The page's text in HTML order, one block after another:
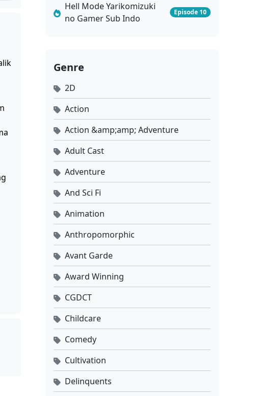
Hell Mode Yarikomizuki
no Gamer Sub Indo
Episode 10
Genre
2D
Action
Action &amp;amp; Adventure
Adult Cast
Adventure
And Sci Fi
Animation
Anthropomorphic
Avant Garde
Award Winning
CGDCT
Childcare
Comedy
Cultivation
Delinquents